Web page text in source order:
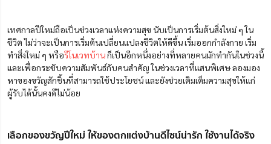
เทศกาลปีใหม่ถือเป็นช่วงเวลาแห่งความสุข นับเป็นการเริ่มต้นสิ่งใหม่ ๆ ใน
ชีวิต ไม่ว่าจะเป็นการเริ่มต้นเปลี่ยนแปลงชีวิตให้ดีขึ้น เริ่มออกกำลังกาย เริ่ม
ทำสิ่งใหม่ ๆ หรือรีโนเวทบ้านก็เป็นอีกหนึ่งอย่างที่หลายคนมักทำกันในช่วงนี้
และเพื่อกระชับความสัมพันธ์กับคนสำคัญ ในช่วงเวลาที่แสนพิเศษ ลองมอง
หาของขวัญสักชิ้นที่สามารถใช้ประโยชน์ และยังช่วยเติมเต็มความสุขให้แก่
ผู้รับได้นั้นคงดีไม่น้อย
เลือกของขวัญปีใหม่ ให้ของตกแต่งบ้านดีไซน์น่ารัก ใช้งานได้จริง